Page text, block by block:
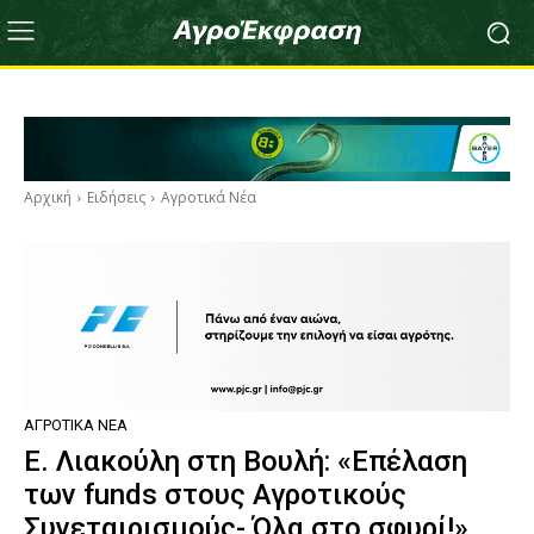
Αρχική Ειδήσεις Αγροτικά Νέα
ΑΓΡΟΤΙΚΆ ΝΈΑ
Ε. Λιακούλη στη Βουλή: «Επέλαση
των funds στους Αγροτικούς